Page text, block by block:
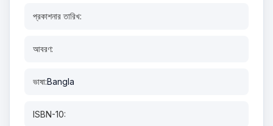
প্রকাশনার তারিখ:
আবরণ:
ভাষা:Bangla
ISBN-10: